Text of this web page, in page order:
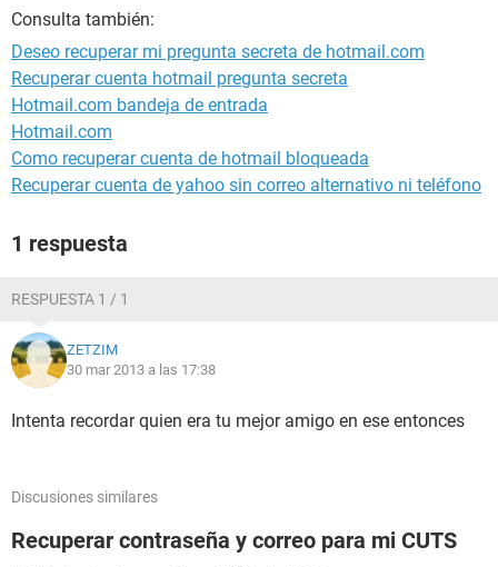
Consulta también:
Deseo recuperar mi pregunta secreta de hotmail.com
Recuperar cuenta hotmail pregunta secreta
Hotmail.com bandeja de entrada
Hotmail.com
Como recuperar cuenta de hotmail bloqueada
Recuperar cuenta de yahoo sin correo alternativo ni teléfono
1 respuesta
RESPUESTA 1 / 1
ZETZIM
30 mar 2013 a las 17:38
Intenta recordar quien era tu mejor amigo en ese entonces
Discusiones similares
Recuperar contraseña y correo para mi CUTS